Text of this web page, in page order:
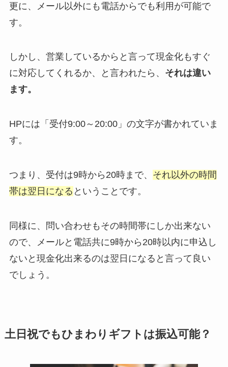
更に、メール以外にも電話からでも利用が可能で
す。
しかし、営業しているからと言って現金化もすぐ
に対応してくれるか、と言われたら、 それは違い
ます。
HPには「受付9:00～20:00」の文字が書かれていま
す。
つまり、受付は9時から20時まで、 それ以外の時間
帯は翌日になる ということです。
同様に、問い合わせもその時間帯にしか出来ない
ので、メールと電話共に9時から20時以内に申込し
ないと現金化出来るのは翌日になると言って良い
でしょう。
土日祝でもひまわりギフトは振込可能？